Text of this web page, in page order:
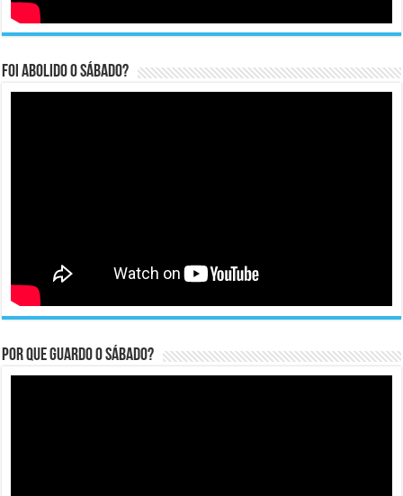
Foi abolido o sábado?
Por que guardo o Sábado?